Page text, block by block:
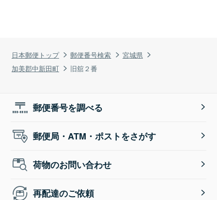
日本郵便トップ 郵便番号検索
宮城県
加美郡中新田町
旧舘２番
郵便番号を調べる
郵便局・ATM・ポストをさがす
荷物のお問い合わせ
再配達のご依頼